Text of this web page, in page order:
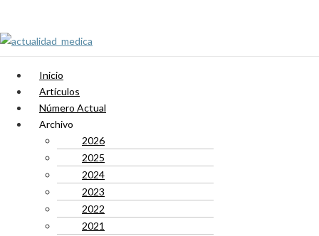
Inicio
Artículos
Número Actual
Archivo
2026
2025
2024
2023
2022
2021